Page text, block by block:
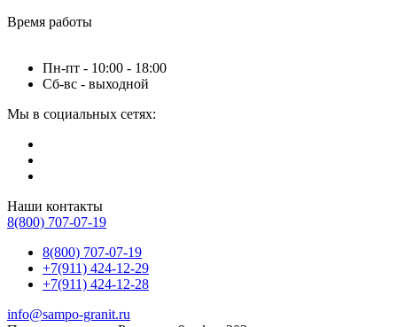
Время работы
Пн-пт - 10:00 - 18:00
Сб-вс - выходной
Мы в социальных сетях:
Наши контакты
8(800) 707-07-19
8(800) 707-07-19
+7(911) 424-12-29
+7(911) 424-12-28
info@sampo-granit.ru